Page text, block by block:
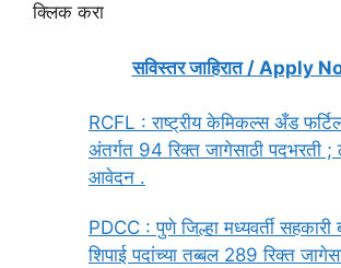
क्लिक करा
सविस्तर जाहिरात / Apply
RCFL : राष्ट्रीय केमिकल्स अँड
अंतर्गत 94 रिक्त जागेसाठी पदभरती
आवेदन .
PDCC : पुणे जिल्हा मध्यवर्ती
शिपाई पदांच्या तब्बल 289 रिक्त